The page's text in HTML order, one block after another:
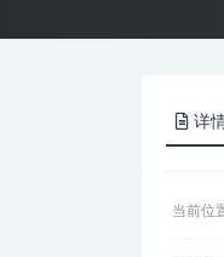
详
当前位